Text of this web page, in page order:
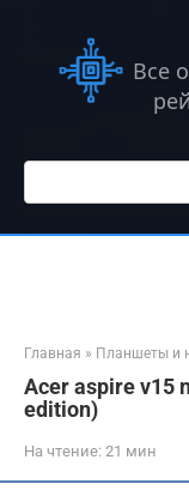
контенту
Все
Поиск:
Главная » Планшеты и
Acer aspire v15
edition)
На чтение: 21 мин